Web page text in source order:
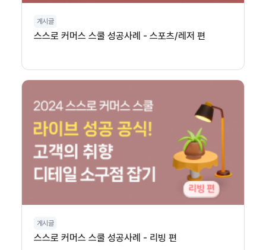
게시글
스스로 커머스 스쿨 성공사례 - 스포츠/레저 편
게시글
스스로 커머스 스쿨 성공사례 - 리빙 편